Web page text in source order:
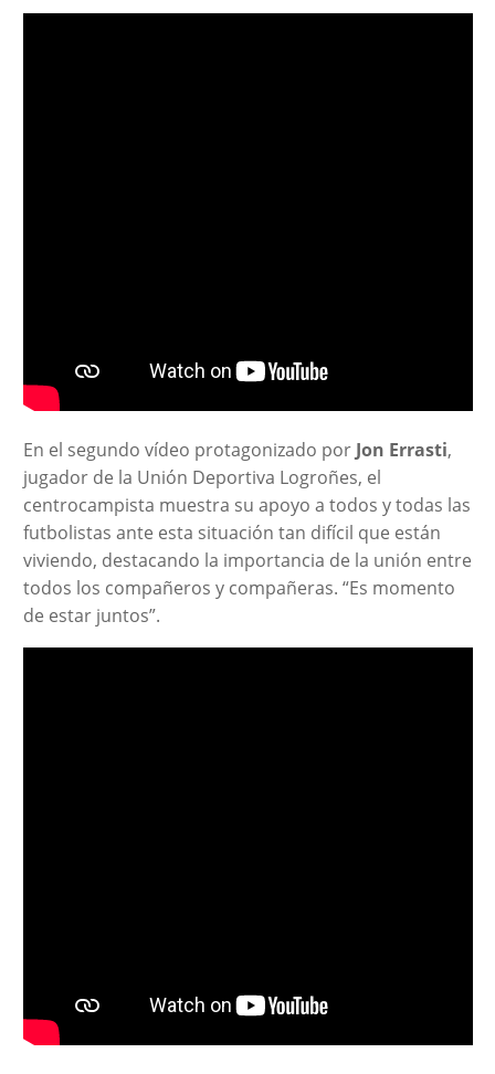
En el segundo vídeo protagonizado por Jon Errasti,
jugador de la Unión Deportiva Logroñes, el
centrocampista muestra su apoyo a todos y todas las
futbolistas ante esta situación tan difícil que están
viviendo, destacando la importancia de la unión entre
todos los compañeros y compañeras. “Es momento
de estar juntos”.